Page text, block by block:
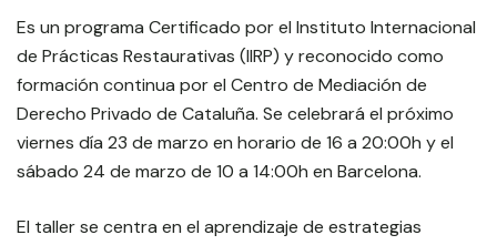
Es un programa Certificado por el Instituto Internacional
de Prácticas Restaurativas (IIRP) y reconocido como
formación continua por el Centro de Mediación de
Derecho Privado de Cataluña. Se celebrará el próximo
viernes día 23 de marzo en horario de 16 a 20:00h y el
sábado 24 de marzo de 10 a 14:00h en Barcelona.
El taller se centra en el aprendizaje de estrategias